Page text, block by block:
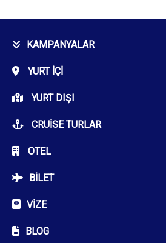
KAMPANYALAR
YURT İÇI
YURT DIŞI
CRUISE TURLAR
OTEL
BILET
VIZE
BLOG